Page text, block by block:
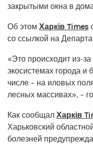
закрытыми окна в
Об этом Харків Times
со ссылкой на
«Это происходит из-
экосистемах города и
числе – на иловых
лесных массивах», –
Как сообщал Харків
Харьковский
болезней